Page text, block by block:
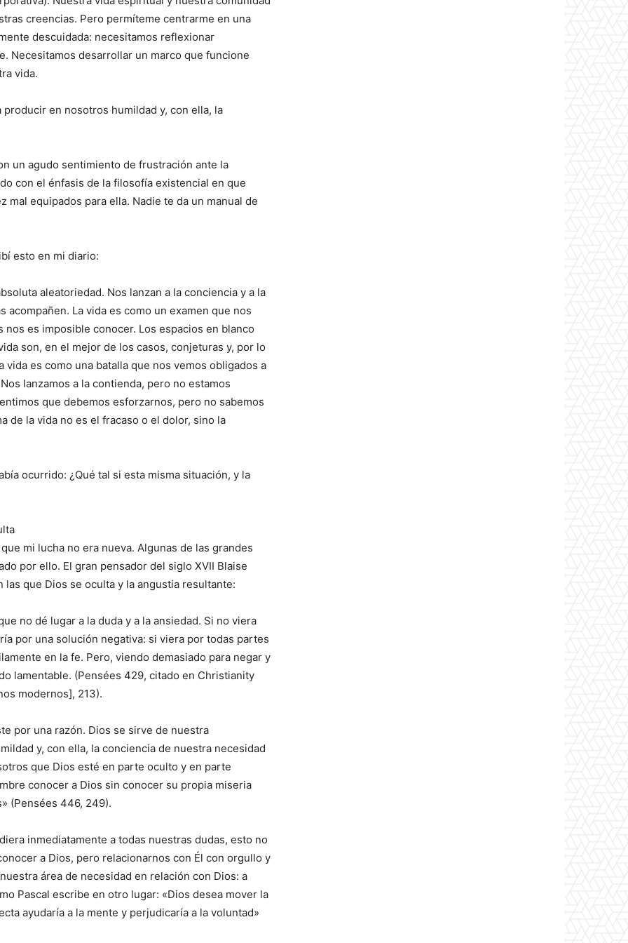
creencias. Pero permíteme centrarme en una
descuidada: necesitamos reflexionar
Necesitamos desarrollar un marco que funcione
vida.
en nosotros humildad y, con ella, la
un agudo sentimiento de frustración ante la
con el énfasis de la filosofía existencial en que
mal equipados para ella. Nadie te da un manual de
esto en mi diario:
aleatoriedad. Nos lanzan a la conciencia y a la
La vida es como un examen que nos
es imposible conocer. Los espacios en blanco
son, en el mejor de los casos, conjeturas y, por lo
es como una batalla que nos vemos obligados a
lanzamos a la contienda, pero no estamos
que debemos esforzarnos, pero no sabemos
de la vida no es el fracaso o el dolor, sino la
ocurrido: ¿Qué tal si esta misma situación, y la
mi lucha no era nueva. Algunas de las grandes
por ello. El gran pensador del siglo XVII Blaise
que Dios se oculta y la angustia resultante:
no dé lugar a la duda y a la ansiedad. Si no viera
por una solución negativa: si viera por todas partes
en la fe. Pero, viendo demasiado para negar y
lamentable. (Pensées 429, citado en Christianity
modernos], 213).
por una razón. Dios se sirve de nuestra
y, con ella, la conciencia de nuestra necesidad
que Dios esté en parte oculto y en parte
conocer a Dios sin conocer su propia miseria
(Pensées 446, 249).
inmediatamente a todas nuestras dudas, esto no
a Dios, pero relacionarnos con Él con orgullo y
área de necesidad en relación con Dios: a
Pascal escribe en otro lugar: «Dios desea mover la
ayudaría a la mente y perjudicaría a la voluntad»